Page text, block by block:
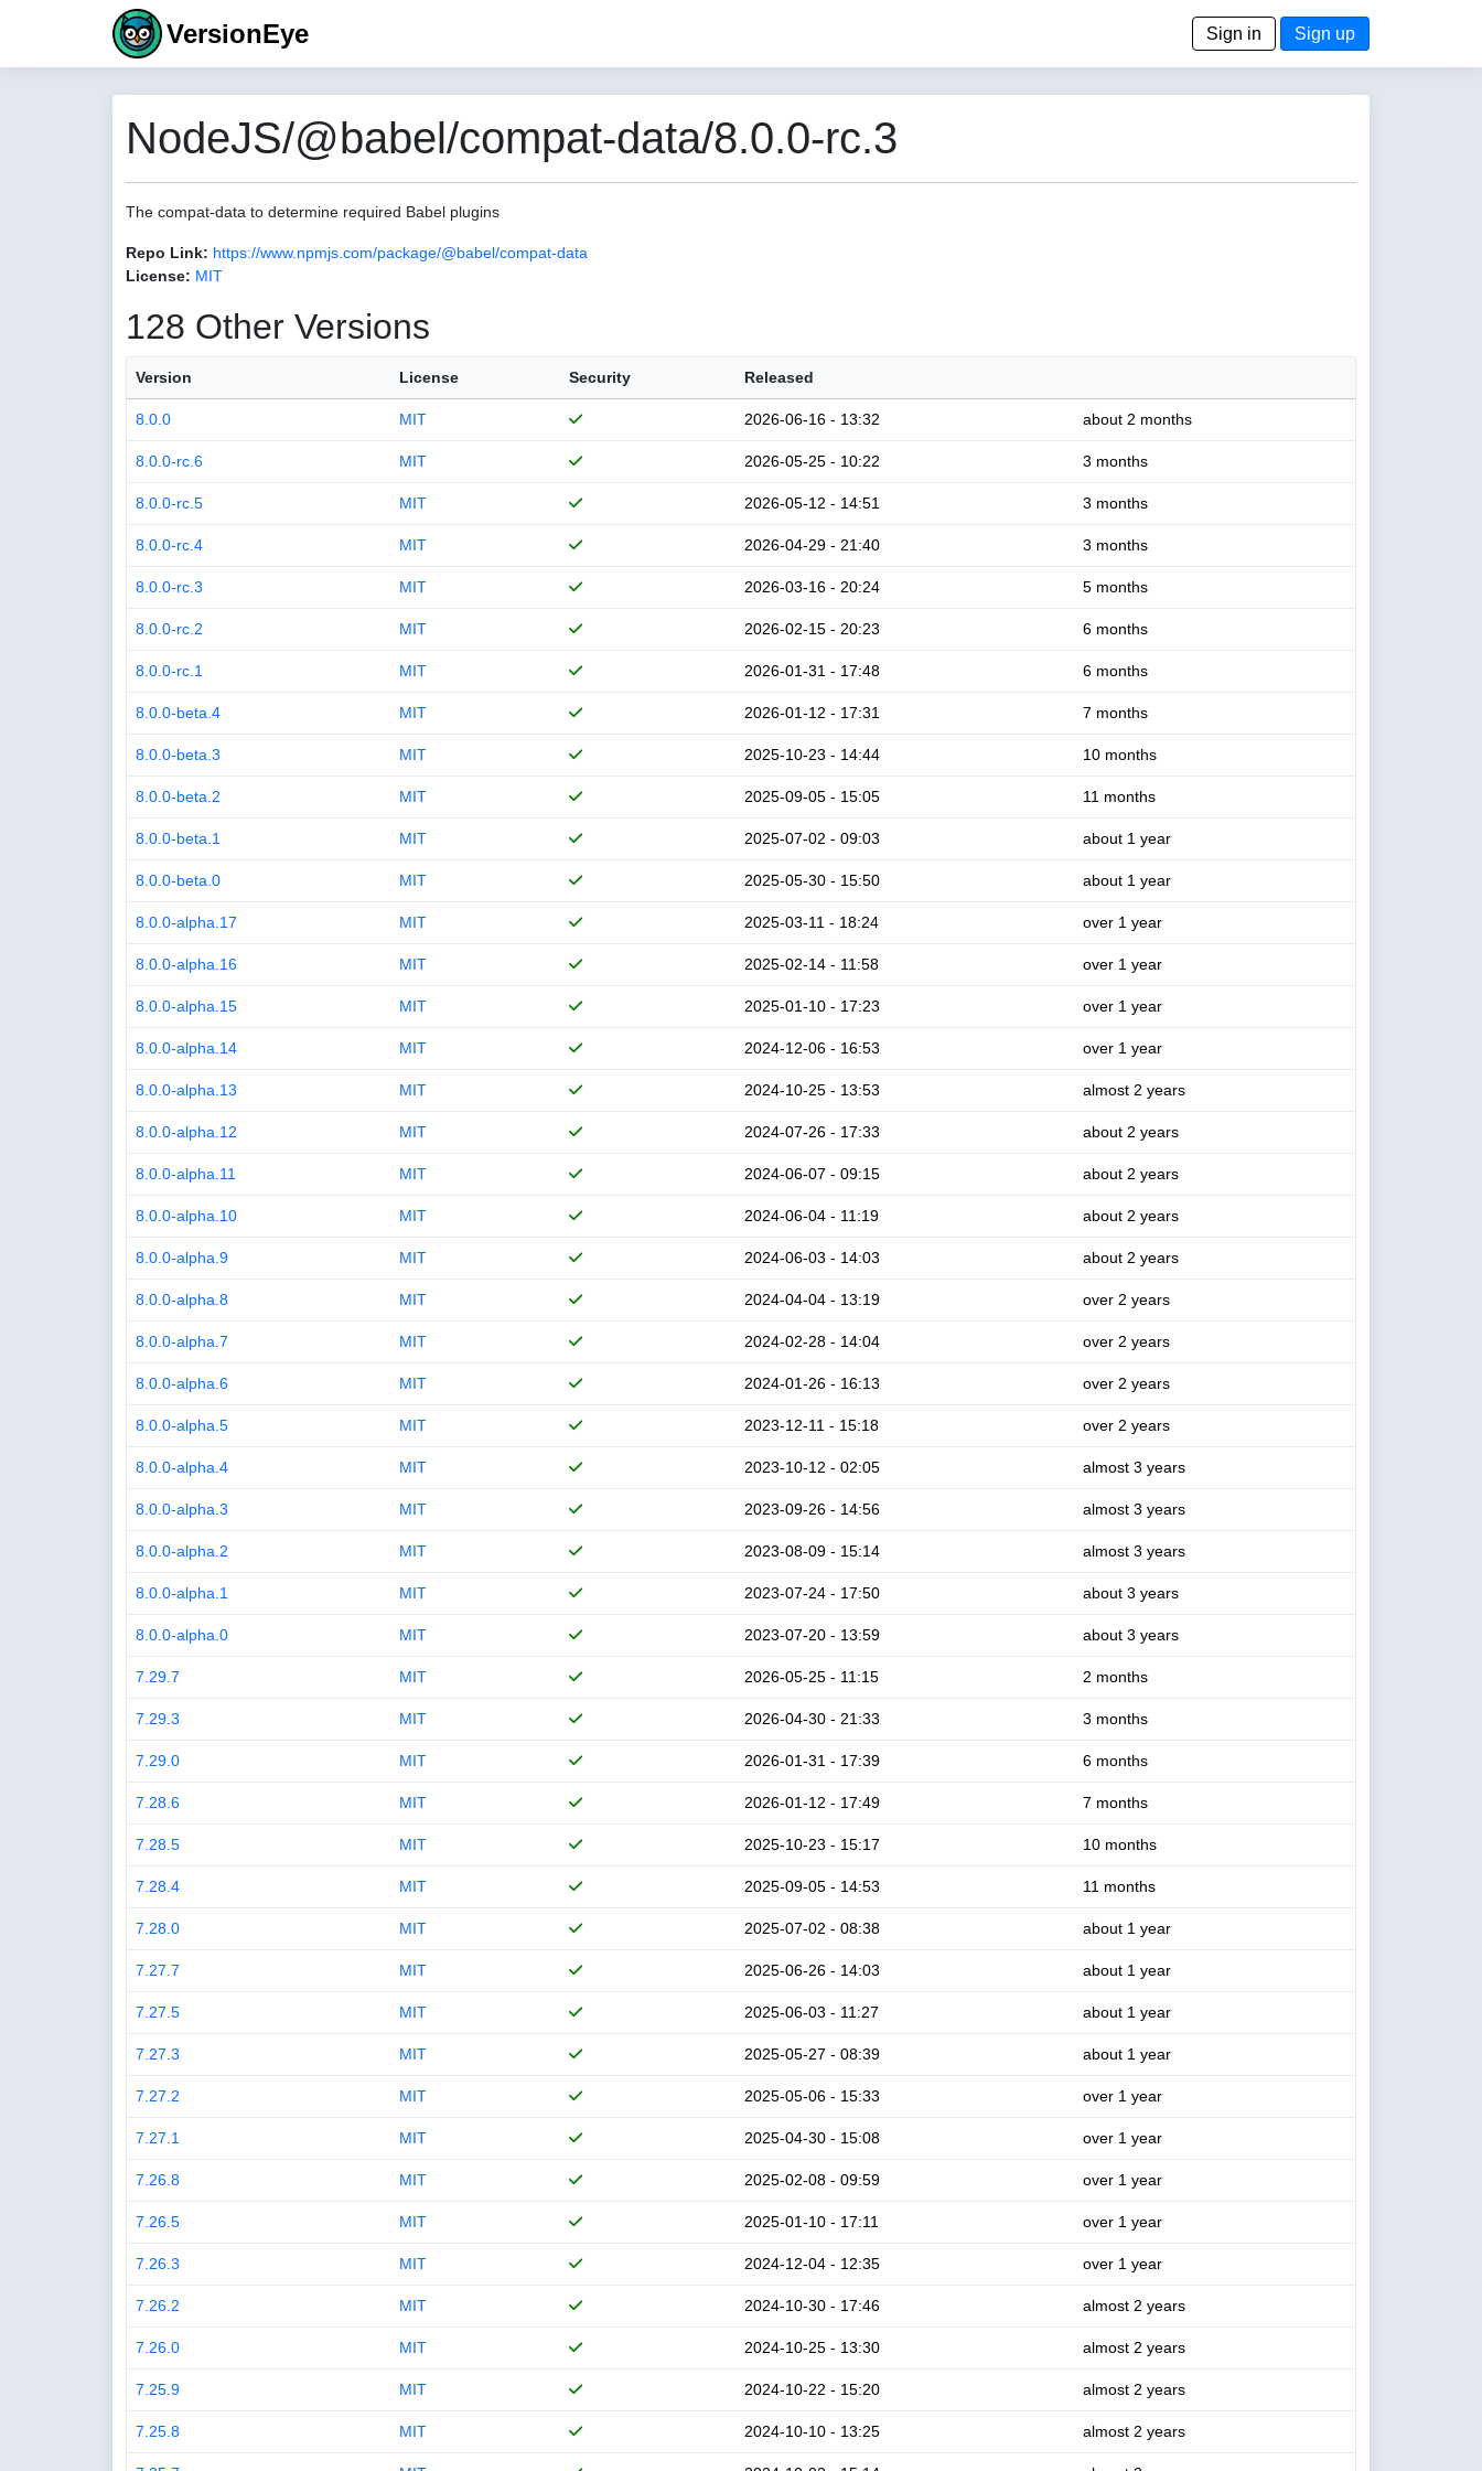
VersionEye Sign in Sign up
NodeJS/@babel/compat-data/8.0.0-rc.3
The compat-data to determine required Babel plugins
Repo Link: https://www.npmjs.com/package/@babel/compat-data
License: MIT
128 Other Versions
Version License Security Released
8.0.0 MIT 2026-06-16 - 13:32 about 2 months
8.0.0-rc.6 MIT 2026-05-25 - 10:22 3 months
8.0.0-rc.5 MIT 2026-05-12 - 14:51 3 months
8.0.0-rc.4 MIT 2026-04-29 - 21:40 3 months
8.0.0-rc.3 MIT 2026-03-16 - 20:24 5 months
8.0.0-rc.2 MIT 2026-02-15 - 20:23 6 months
8.0.0-rc.1 MIT 2026-01-31 - 17:48 6 months
8.0.0-beta.4 MIT 2026-01-12 - 17:31 7 months
8.0.0-beta.3 MIT 2025-10-23 - 14:44 10 months
8.0.0-beta.2 MIT 2025-09-05 - 15:05 11 months
8.0.0-beta.1 MIT 2025-07-02 - 09:03 about 1 year
8.0.0-beta.0 MIT 2025-05-30 - 15:50 about 1 year
8.0.0-alpha.17 MIT 2025-03-11 - 18:24 over 1 year
8.0.0-alpha.16 MIT 2025-02-14 - 11:58 over 1 year
8.0.0-alpha.15 MIT 2025-01-10 - 17:23 over 1 year
8.0.0-alpha.14 MIT 2024-12-06 - 16:53 over 1 year
8.0.0-alpha.13 MIT 2024-10-25 - 13:53 almost 2 years
8.0.0-alpha.12 MIT 2024-07-26 - 17:33 about 2 years
8.0.0-alpha.11 MIT 2024-06-07 - 09:15 about 2 years
8.0.0-alpha.10 MIT 2024-06-04 - 11:19 about 2 years
8.0.0-alpha.9 MIT 2024-06-03 - 14:03 about 2 years
8.0.0-alpha.8 MIT 2024-04-04 - 13:19 over 2 years
8.0.0-alpha.7 MIT 2024-02-28 - 14:04 over 2 years
8.0.0-alpha.6 MIT 2024-01-26 - 16:13 over 2 years
8.0.0-alpha.5 MIT 2023-12-11 - 15:18 over 2 years
8.0.0-alpha.4 MIT 2023-10-12 - 02:05 almost 3 years
8.0.0-alpha.3 MIT 2023-09-26 - 14:56 almost 3 years
8.0.0-alpha.2 MIT 2023-08-09 - 15:14 almost 3 years
8.0.0-alpha.1 MIT 2023-07-24 - 17:50 about 3 years
8.0.0-alpha.0 MIT 2023-07-20 - 13:59 about 3 years
7.29.7 MIT 2026-05-25 - 11:15 2 months
7.29.3 MIT 2026-04-30 - 21:33 3 months
7.29.0 MIT 2026-01-31 - 17:39 6 months
7.28.6 MIT 2026-01-12 - 17:49 7 months
7.28.5 MIT 2025-10-23 - 15:17 10 months
7.28.4 MIT 2025-09-05 - 14:53 11 months
7.28.0 MIT 2025-07-02 - 08:38 about 1 year
7.27.7 MIT 2025-06-26 - 14:03 about 1 year
7.27.5 MIT 2025-06-03 - 11:27 about 1 year
7.27.3 MIT 2025-05-27 - 08:39 about 1 year
7.27.2 MIT 2025-05-06 - 15:33 over 1 year
7.27.1 MIT 2025-04-30 - 15:08 over 1 year
7.26.8 MIT 2025-02-08 - 09:59 over 1 year
7.26.5 MIT 2025-01-10 - 17:11 over 1 year
7.26.3 MIT 2024-12-04 - 12:35 over 1 year
7.26.2 MIT 2024-10-30 - 17:46 almost 2 years
7.26.0 MIT 2024-10-25 - 13:30 almost 2 years
7.25.9 MIT 2024-10-22 - 15:20 almost 2 years
7.25.8 MIT 2024-10-10 - 13:25 almost 2 years